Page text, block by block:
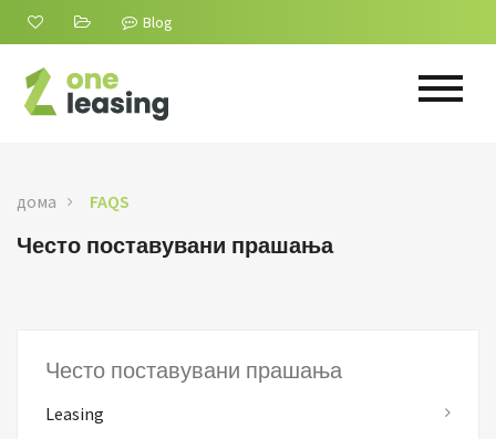
Blog
дома FAQS
Често поставувани прашања
Често поставувани прашања
Leasing